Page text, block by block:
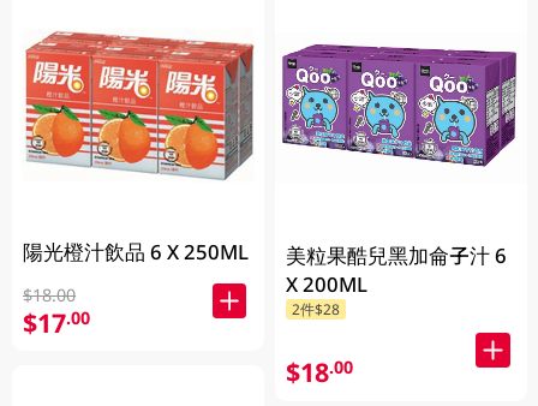
陽光橙汁飲品 6 X 250ML
$18.00
$17.00
美粒果酷兒黑加侖子汁 6
X 200ML
2件$28
$18.00